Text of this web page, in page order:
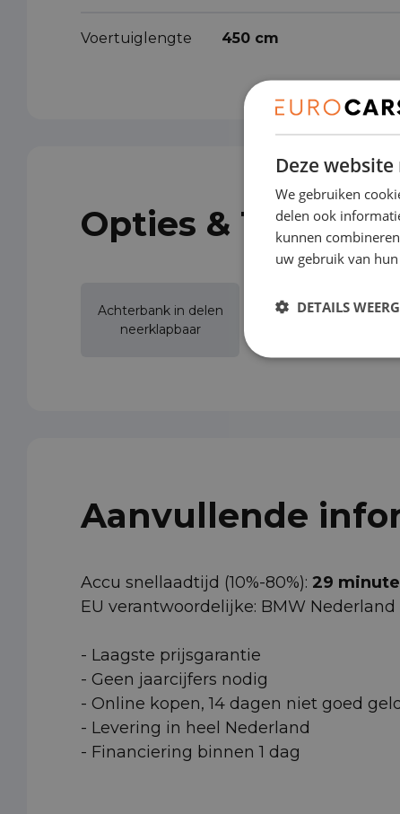
Voertuiglengte 450 cm
Opties &
Achterbank in delen
neerklapbaar
Achterruitverwarming
Aanvullende
Accu snellaadtijd (10%-80%): 29
EU verantwoordelijke: BMW Nederland
- Laagste prijsgarantie
- Geen jaarcijfers nodig
- Online kopen, 14 dagen niet goed
- Levering in heel Nederland
- Financiering binnen 1 dag
Deze
We gebruiken
delen ook
kunnen
uw gebruik van
DETAILS